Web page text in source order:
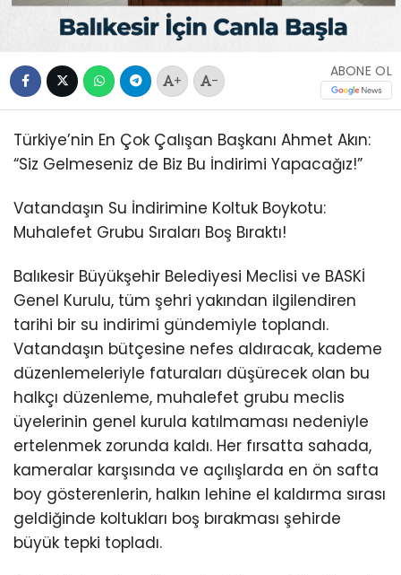
+ -
ABONE OL
Türkiye’nin En Çok Çalışan Başkanı Ahmet Akın:
“Siz Gelmeseniz de Biz Bu İndirimi Yapacağız!”
Vatandaşın Su İndirimine Koltuk Boykotu:
Muhalefet Grubu Sıraları Boş Bıraktı!
Balıkesir Büyükşehir Belediyesi Meclisi ve BASKİ
Genel Kurulu, tüm şehri yakından ilgilendiren
tarihi bir su indirimi gündemiyle toplandı.
Vatandaşın bütçesine nefes aldıracak, kademe
düzenlemeleriyle faturaları düşürecek olan bu
halkçı düzenleme, muhalefet grubu meclis
üyelerinin genel kurula katılmaması nedeniyle
ertelenmek zorunda kaldı. Her fırsatta sahada,
kameralar karşısında ve açılışlarda en ön safta
boy gösterenlerin, halkın lehine el kaldırma sırası
geldiğinde koltukları boş bırakması şehirde
büyük tepki topladı.